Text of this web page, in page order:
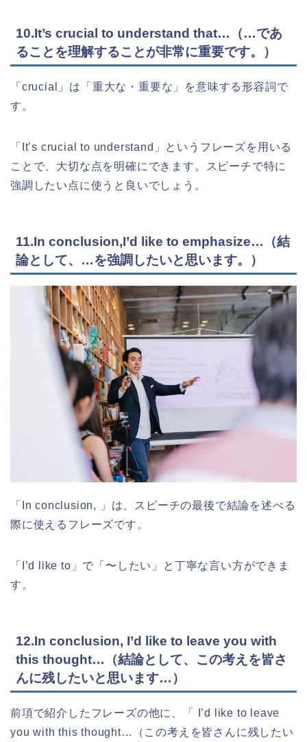
10.It’s crucial to understand that…（…であ
ることを理解することが非常に重要です。）
「crucial」は「重大な・重要な」を意味する形容詞で
す。
「It’s crucial to understand」というフレーズを用いる
ことで、大切な点を明確にできます。スピーチで特に
強調したい点に使うと良いでしょう。
11.In conclusion,I’d like to emphasize…（結
論として、…を強調したいと思います。）
「In conclusion, 」は、スピーチの最後で結論を述べる
際に使えるフレーズです。
「I’d like to」で「〜したい」と丁寧な言い方ができま
す。
12.In conclusion, I’d like to leave you with
this thought…（結論として、この考えを皆さ
んに残したいと思います…）
前項で紹介したフレーズの他に、「 I’d like to leave
you with this thought…（この考えを皆さんに残したい